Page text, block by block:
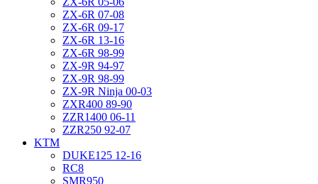
ZX-6R 07-08
ZX-6R 09-17
ZX-6R 13-16
ZX-6R 98-99
ZX-9R 94-97
ZX-9R 98-99
ZX-9R Ninja 00-03
ZXR400 89-90
ZZR1400 06-11
ZZR250 92-07
KTM
DUKE125 12-16
RC8
SMR950